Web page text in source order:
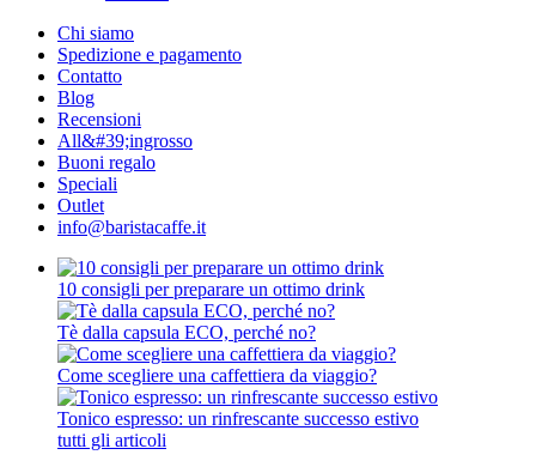
Chi siamo
Spedizione e pagamento
Contatto
Blog
Recensioni
All&#39;ingrosso
Buoni regalo
Speciali
Outlet
info@baristacaffe.it
10 consigli per preparare un ottimo drink
Tè dalla capsula ECO, perché no?
Come scegliere una caffettiera da viaggio?
Tonico espresso: un rinfrescante successo estivo
tutti gli articoli